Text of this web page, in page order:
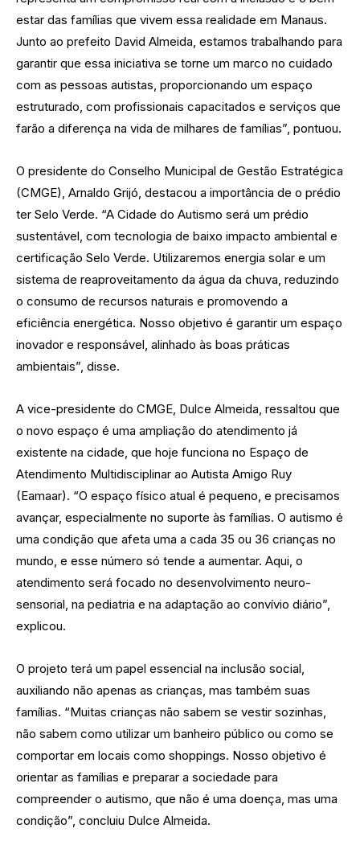
estar das famílias que vivem essa realidade em Manaus.
Junto ao prefeito David Almeida, estamos trabalhando para
garantir que essa iniciativa se torne um marco no cuidado
com as pessoas autistas, proporcionando um espaço
estruturado, com profissionais capacitados e serviços que
farão a diferença na vida de milhares de famílias”, pontuou.
O presidente do Conselho Municipal de Gestão Estratégica
(CMGE), Arnaldo Grijó, destacou a importância de o prédio
ter Selo Verde. “A Cidade do Autismo será um prédio
sustentável, com tecnologia de baixo impacto ambiental e
certificação Selo Verde. Utilizaremos energia solar e um
sistema de reaproveitamento da água da chuva, reduzindo
o consumo de recursos naturais e promovendo a
eficiência energética. Nosso objetivo é garantir um espaço
inovador e responsável, alinhado às boas práticas
ambientais”, disse.
A vice-presidente do CMGE, Dulce Almeida, ressaltou que
o novo espaço é uma ampliação do atendimento já
existente na cidade, que hoje funciona no Espaço de
Atendimento Multidisciplinar ao Autista Amigo Ruy
(Eamaar). “O espaço físico atual é pequeno, e precisamos
avançar, especialmente no suporte às famílias. O autismo é
uma condição que afeta uma a cada 35 ou 36 crianças no
mundo, e esse número só tende a aumentar. Aqui, o
atendimento será focado no desenvolvimento neuro-
sensorial, na pediatria e na adaptação ao convívio diário”,
explicou.
O projeto terá um papel essencial na inclusão social,
auxiliando não apenas as crianças, mas também suas
famílias. “Muitas crianças não sabem se vestir sozinhas,
não sabem como utilizar um banheiro público ou como se
comportar em locais como shoppings. Nosso objetivo é
orientar as famílias e preparar a sociedade para
compreender o autismo, que não é uma doença, mas uma
condição”, concluiu Dulce Almeida.